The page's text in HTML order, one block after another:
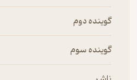
گوینده دوم
گوینده سوم